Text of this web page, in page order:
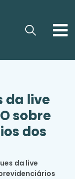
da live
sobre
dos
da live